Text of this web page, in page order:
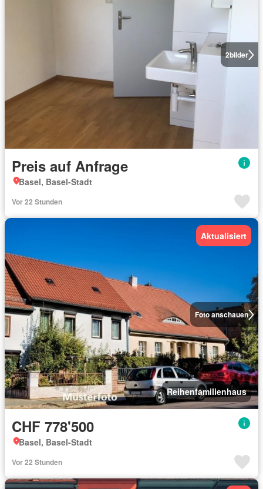
2bilder
Preis auf Anfrage
Basel, Basel-Stadt
Vor 22 Stunden
Foto anschauen
Aktualisiert
Reihenfamilienhaus
CHF 778'500
Basel, Basel-Stadt
Vor 22 Stunden